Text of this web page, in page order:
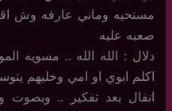
مستحيه وماني عارفه وش
صعبه عليه
دلال : الله الله .. مسويه
اكلم ابوي او امي وخليهم
انفال بعد تفكير ..